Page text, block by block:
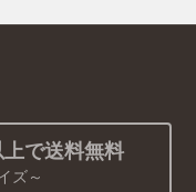
で送料無料
ズ～